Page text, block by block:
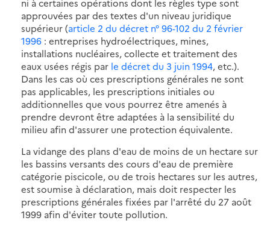
ni à certaines opérations dont les règles type sont
approuvées par des textes d'un niveau juridique
supérieur (article 2 du décret n° 96-102 du 2 février
1996 : entreprises hydroélectriques, mines,
installations nucléaires, collecte et traitement des
eaux usées régis par le décret du 3 juin 1994, etc.).
Dans les cas où ces prescriptions générales ne sont
pas applicables, les prescriptions initiales ou
additionnelles que vous pourrez être amenés à
prendre devront être adaptées à la sensibilité du
milieu afin d'assurer une protection équivalente.
La vidange des plans d'eau de moins de un hectare sur
les bassins versants des cours d'eau de première
catégorie piscicole, ou de trois hectares sur les autres,
est soumise à déclaration, mais doit respecter les
prescriptions générales fixées par l'arrêté du 27 août
1999 afin d'éviter toute pollution.